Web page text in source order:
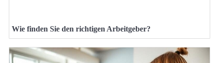
Wie finden Sie den richtigen Arbeitgeber?